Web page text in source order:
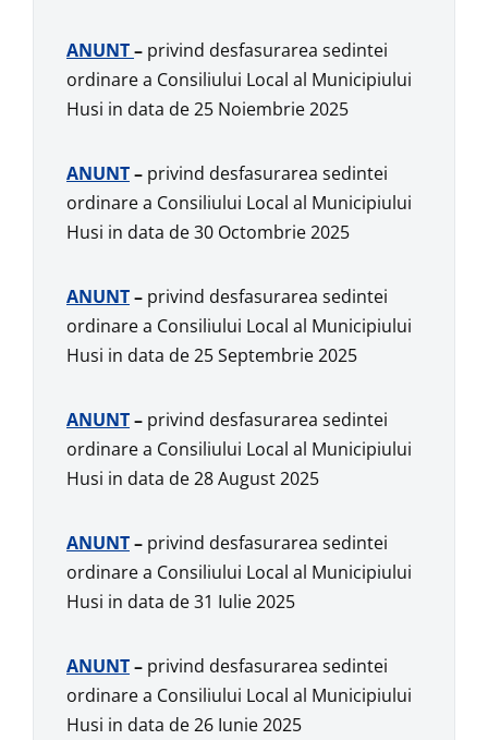
ANUNT– privind desfasurarea sedintei
ordinare a Consiliului Local al Municipiului
Husi in data de 25 Noiembrie 2025
ANUNT– privind desfasurarea sedintei
ordinare a Consiliului Local al Municipiului
Husi in data de 30 Octombrie 2025
ANUNT– privind desfasurarea sedintei
ordinare a Consiliului Local al Municipiului
Husi in data de 25 Septembrie 2025
ANUNT– privind desfasurarea sedintei
ordinare a Consiliului Local al Municipiului
Husi in data de 28 August 2025
ANUNT– privind desfasurarea sedintei
ordinare a Consiliului Local al Municipiului
Husi in data de 31 Iulie 2025
ANUNT– privind desfasurarea sedintei
ordinare a Consiliului Local al Municipiului
Husi in data de 26 Iunie 2025